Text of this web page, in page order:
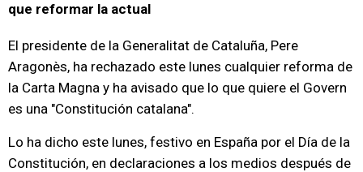
que reformar la actual
El presidente de la Generalitat de Cataluña, Pere
Aragonès, ha rechazado este lunes cualquier reforma de
la Carta Magna y ha avisado que lo que quiere el Govern
es una "Constitución catalana".
Lo ha dicho este lunes, festivo en España por el Día de la
Constitución, en declaraciones a los medios después de